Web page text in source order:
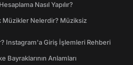
Nasıl Yapılır?
Müzikler Nelerdir? Müziksiz
Instagram'a Giriş İşlemleri Rehberi
Bayraklarının Anlamları